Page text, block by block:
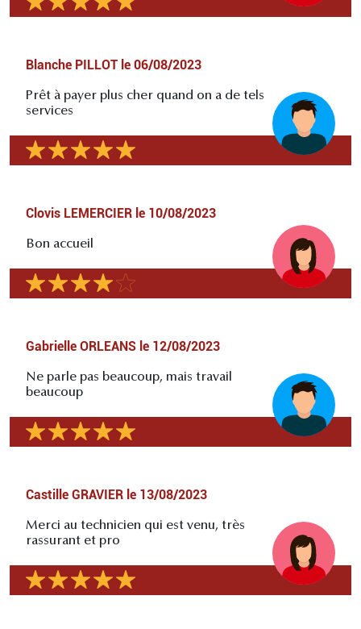
Blanche PILLOT le 06/08/2023
Prêt à payer plus cher quand on a de tels
services
Clovis LEMERCIER le 10/08/2023
Bon accueil
Gabrielle ORLEANS le 12/08/2023
Ne parle pas beaucoup, mais travail
beaucoup
Castille GRAVIER le 13/08/2023
Merci au technicien qui est venu, très
rassurant et pro